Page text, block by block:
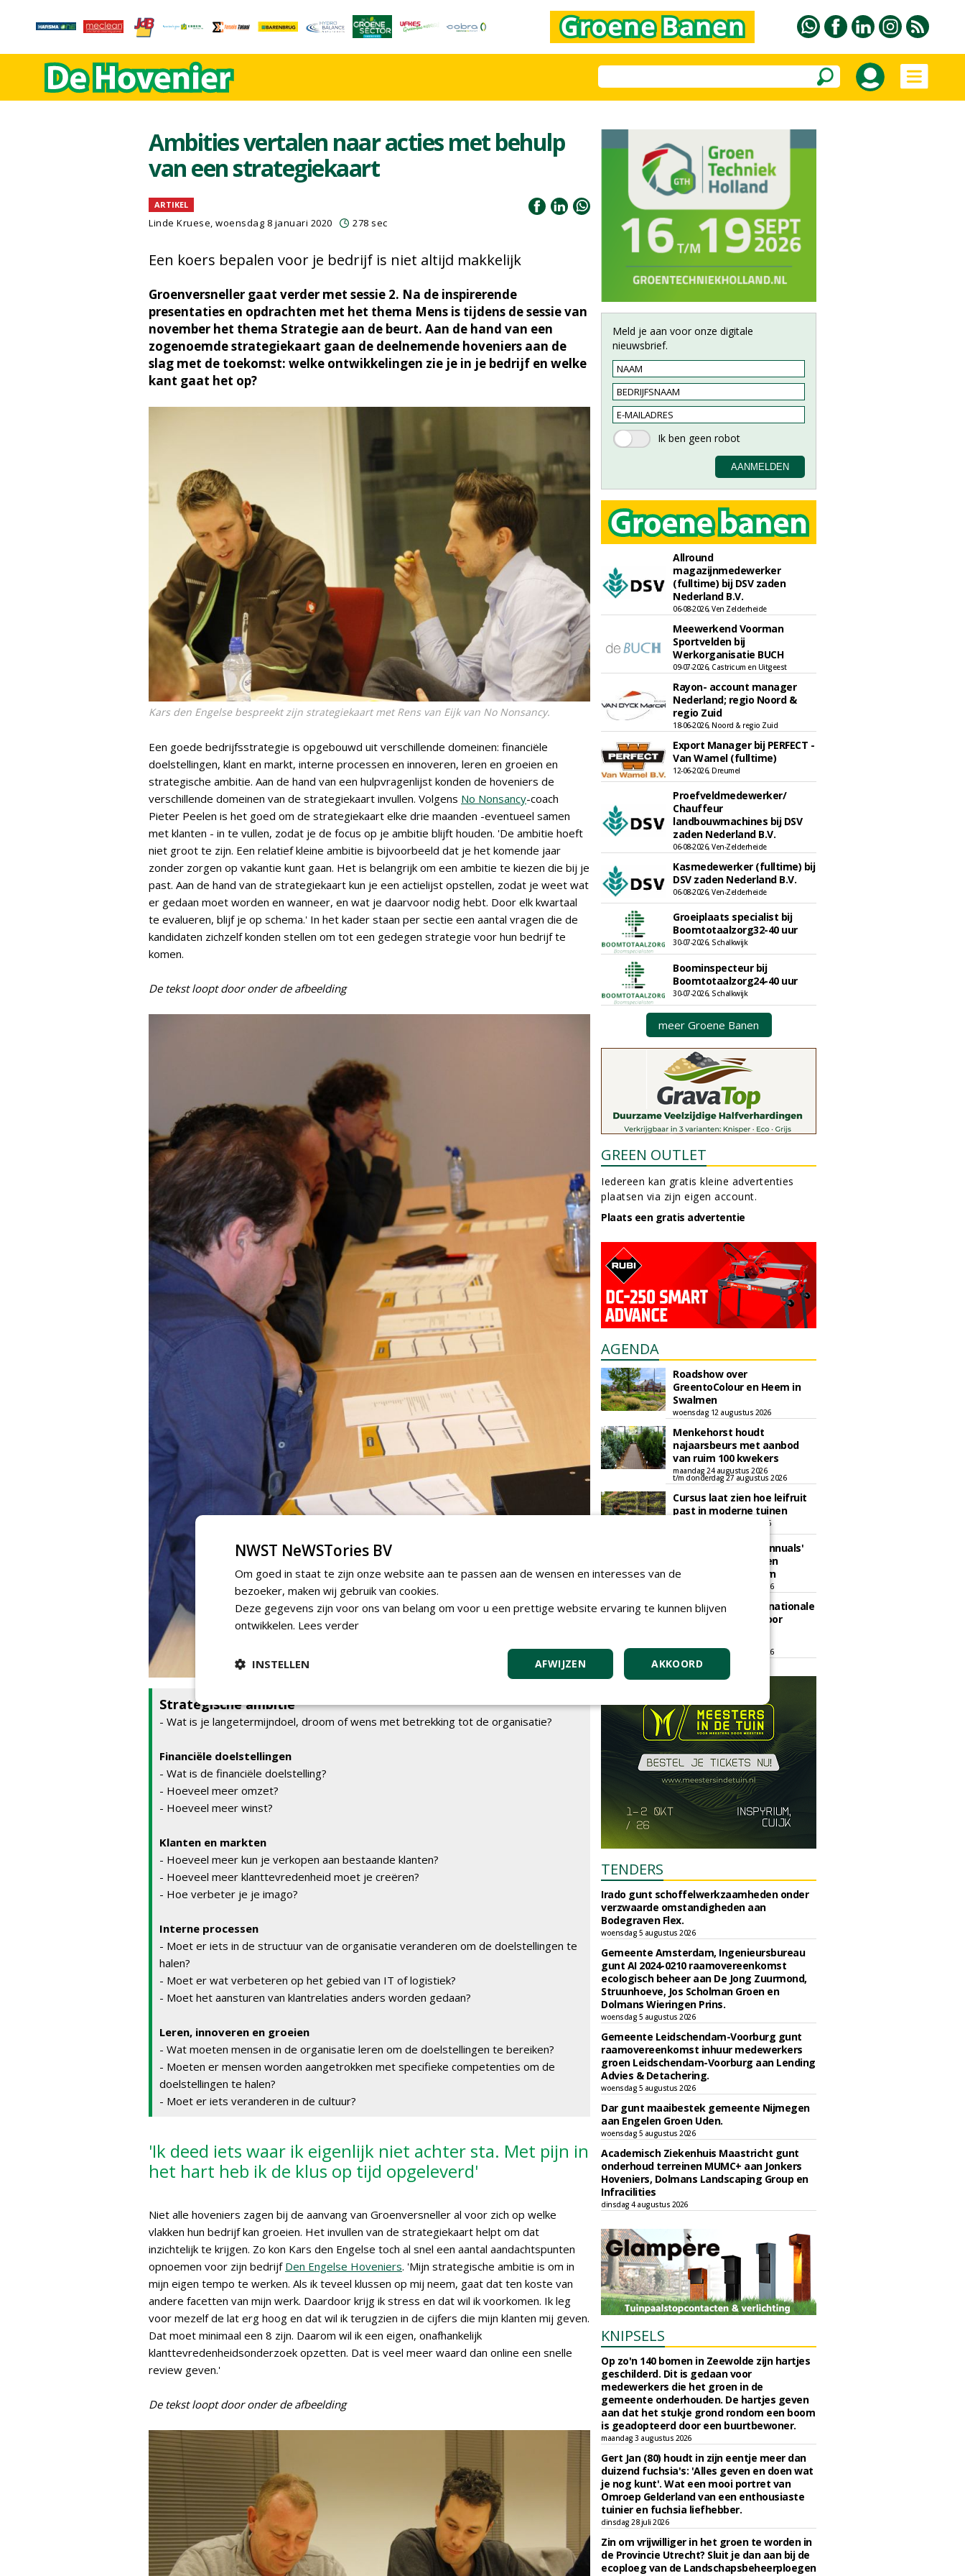
Ambities vertalen naar acties met behulp
van een strategiekaart
ARTIKEL
Linde Kruese, woensdag 8 januari 2020 278 sec
Een koers bepalen voor je bedrijf is niet altijd makkelijk
Groenversneller gaat verder met sessie 2. Na de inspirerende
presentaties en opdrachten met het thema Mens is tijdens de sessie van
november het thema Strategie aan de beurt. Aan de hand van een
zogenoemde strategiekaart gaan de deelnemende hoveniers aan de
slag met de toekomst: welke ontwikkelingen zie je in je bedrijf en welke
kant gaat het op?
Kars den Engelse bespreekt zijn strategiekaart met Rens van Eijk van No Nonsancy.
Een goede bedrijfsstrategie is opgebouwd uit verschillende domeinen: financiële
doelstellingen, klant en markt, interne processen en innoveren, leren en groeien en
strategische ambitie. Aan de hand van een hulpvragenlijst konden de hoveniers de
verschillende domeinen van de strategiekaart invullen. Volgens No Nonsancy-coach
Pieter Peelen is het goed om de strategiekaart elke drie maanden -eventueel samen
met klanten - in te vullen, zodat je de focus op je ambitie blijft houden. 'De ambitie hoeft
niet groot te zijn. Een relatief kleine ambitie is bijvoorbeeld dat je het komende jaar
zonder zorgen op vakantie kunt gaan. Het is belangrijk om een ambitie te kiezen die bij je
past. Aan de hand van de strategiekaart kun je een actielijst opstellen, zodat je weet wat
er gedaan moet worden en wanneer, en wat je daarvoor nodig hebt. Door elk kwartaal
te evalueren, blijf je op schema.' In het kader staan per sectie een aantal vragen die de
kandidaten zichzelf konden stellen om tot een gedegen strategie voor hun bedrijf te
komen.
De tekst loopt door onder de afbeelding
Strategische ambitie
- Wat is je langetermijndoel, droom of wens met betrekking tot de organisatie?
Financiële doelstellingen
- Wat is de financiële doelstelling?
- Hoeveel meer omzet?
- Hoeveel meer winst?
Klanten en markten
- Hoeveel meer kun je verkopen aan bestaande klanten?
- Hoeveel meer klanttevredenheid moet je creëren?
- Hoe verbeter je je imago?
Interne processen
- Moet er iets in de structuur van de organisatie veranderen om de doelstellingen te
halen?
- Moet er wat verbeteren op het gebied van IT of logistiek?
- Moet het aansturen van klantrelaties anders worden gedaan?
Leren, innoveren en groeien
- Wat moeten mensen in de organisatie leren om de doelstellingen te bereiken?
- Moeten er mensen worden aangetrokken met specifieke competenties om de
doelstellingen te halen?
- Moet er iets veranderen in de cultuur?
'Ik deed iets waar ik eigenlijk niet achter sta. Met pijn in
het hart heb ik de klus op tijd opgeleverd'
Niet alle hoveniers zagen bij de aanvang van Groenversneller al voor zich op welke
vlakken hun bedrijf kan groeien. Het invullen van de strategiekaart helpt om dat
inzichtelijk te krijgen. Zo kon Kars den Engelse toch al snel een aantal aandachtspunten
opnoemen voor zijn bedrijf Den Engelse Hoveniers. 'Mijn strategische ambitie is om in
mijn eigen tempo te werken. Als ik teveel klussen op mij neem, gaat dat ten koste van
andere facetten van mijn werk. Daardoor krijg ik stress en dat wil ik voorkomen. Ik leg
voor mezelf de lat erg hoog en dat wil ik terugzien in de cijfers die mijn klanten mij geven.
Dat moet minimaal een 8 zijn. Daarom wil ik een eigen, onafhankelijk
klanttevredenheidsonderzoek opzetten. Dat is veel meer waard dan online een snelle
review geven.'
De tekst loopt door onder de afbeelding
Meld je aan voor onze digitale
nieuwsbrief.
Allround
magazijnmedewerker
(fulltime) bij DSV zaden
Nederland B.V.
06-08-2026, Ven Zelderheide
Meewerkend Voorman
Sportvelden bij
Werkorganisatie BUCH
09-07-2026, Castricum en Uitgeest
Rayon- account manager
Nederland; regio Noord &
regio Zuid
18-06-2026, Noord & regio Zuid
Export Manager bij PERFECT -
Van Wamel (fulltime)
12-06-2026, Dreumel
Proefveldmedewerker/
Chauffeur
landbouwmachines bij DSV
zaden Nederland B.V.
06-08-2026, Ven-Zelderheide
Kasmedewerker (fulltime) bij
DSV zaden Nederland B.V.
06-08-2026, Ven-Zelderheide
Groeiplaats specialist bij
Boomtotaalzorg32-40 uur
30-07-2026, Schalkwijk
Boominspecteur bij
Boomtotaalzorg24-40 uur
30-07-2026, Schalkwijk
meer Groene Banen
GREEN OUTLET
Iedereen kan gratis kleine advertenties
plaatsen via zijn eigen account.
Plaats een gratis advertentie
AGENDA
Roadshow over
GreentoColour en Heem in
Swalmen
woensdag 12 augustus 2026
Menkehorst houdt
najaarsbeurs met aanbod
van ruim 100 kwekers
maandag 24 augustus 2026
t/m donderdag 27 augustus 2026
Cursus laat zien hoe leifruit
past in moderne tuinen
woensdag 26 augustus 2026
Vakdag 'All About Annuals'
zet eenjarige planten
centraal in Appeltern
donderdag 27 augustus 2026
GaLaBau 2026: internationale
ontmoetingsplek voor
t/m vrijdag 18 september 2026
TENDERS
Irado gunt schoffelwerkzaamheden onder
verzwaarde omstandigheden aan
Bodegraven Flex.
woensdag 5 augustus 2026
Gemeente Amsterdam, Ingenieursbureau
gunt AI 2024-0210 raamovereenkomst
ecologisch beheer aan De Jong Zuurmond,
Struunhoeve, Jos Scholman Groen en
Dolmans Wieringen Prins.
woensdag 5 augustus 2026
Gemeente Leidschendam-Voorburg gunt
raamovereenkomst inhuur medewerkers
groen Leidschendam-Voorburg aan Lending
Advies & Detachering.
woensdag 5 augustus 2026
Dar gunt maaibestek gemeente Nijmegen
aan Engelen Groen Uden.
woensdag 5 augustus 2026
Academisch Ziekenhuis Maastricht gunt
onderhoud terreinen MUMC+ aan Jonkers
Hoveniers, Dolmans Landscaping Group en
Infracilities
dinsdag 4 augustus 2026
KNIPSELS
Op zo'n 140 bomen in Zeewolde zijn hartjes
geschilderd. Dit is gedaan voor
medewerkers die het groen in de
gemeente onderhouden. De hartjes geven
aan dat het stukje grond rondom een boom
is geadopteerd door een buurtbewoner.
maandag 3 augustus 2026
Gert Jan (80) houdt in zijn eentje meer dan
duizend fuchsia's: 'Alles geven en doen wat
je nog kunt'. Wat een mooi portret van
Omroep Gelderland van een enthousiaste
tuinier en fuchsia liefhebber.
dinsdag 28 juli 2026
Zin om vrijwilliger in het groen te worden in
de Provincie Utrecht? Sluit je dan aan bij de
ecoploeg van de Landschapsbeheerploegen
NWST NeWSTories BV
Om goed in staat te zijn onze website aan te passen aan de wensen en interesses van de
bezoeker, maken wij gebruik van cookies.
Deze gegevens zijn voor ons van belang om voor u een prettige website ervaring te kunnen blijven
ontwikkelen. Lees verder
AKKOORD
AFWIJZEN
INSTELLEN